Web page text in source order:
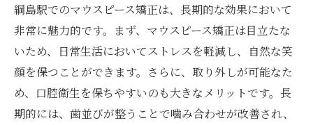
綱島駅でのマウスピース矯正は、長期的な効果において
非常に魅力的です。まず、マウスピース矯正は目立たな
いため、日常生活においてストレスを軽減し、自然な笑
顔を保つことができます。さらに、取り外しが可能なた
め、口腔衛生を保ちやすいのも大きなメリットです。長
期的には、歯並びが整うことで噛み合わせが改善され、